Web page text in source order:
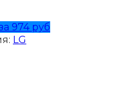
974 руб
LG